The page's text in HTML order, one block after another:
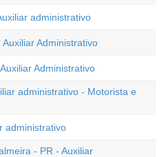
administrativo
Administrativo
Administrativo
administrativo - Motorista e
administrativo
- PR - Auxiliar